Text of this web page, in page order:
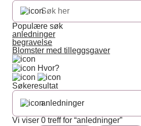
Populære søk
anledninger
begravelse
Blomster med tilleggsgaver
Hvor?
Søkeresultat
Vi viser 0 treff for “anledninger”